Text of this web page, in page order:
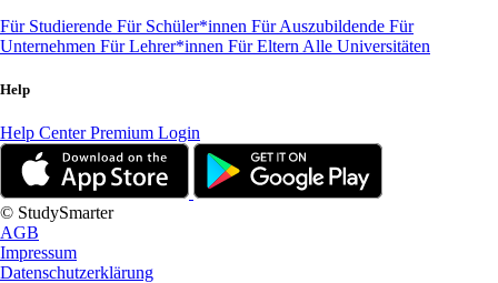
Für Studierende Für Schüler*innen Für Auszubildende Für
Unternehmen Für Lehrer*innen Für Eltern Alle Universitäten
Help
Help CenterPremium Login
© StudySmarter
AGB
Impressum
Datenschutzerklärung